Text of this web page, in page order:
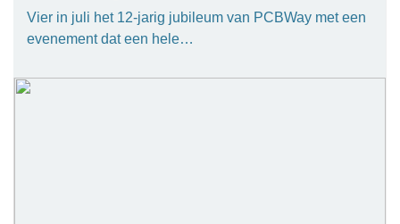
Vier in juli het 12-jarig jubileum van PCBWay met een
evenement dat een hele…